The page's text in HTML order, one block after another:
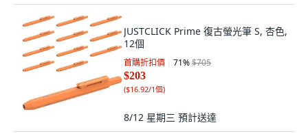
JUSTCLICK Prime 復古螢光筆 S, 杏色,
12個
首購折扣價 71%$705
$203
($16.92/1個)
8/12 星期三 預計送達